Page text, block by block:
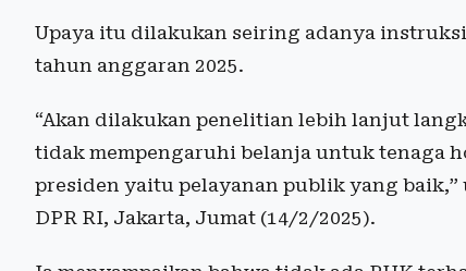
Upaya itu dilakukan seiring adanya
tahun anggaran 2025.
“Akan dilakukan penelitian lebih lanjut
tidak mempengaruhi belanja untuk tenaga
presiden yaitu pelayanan publik yang
DPR RI, Jakarta, Jumat (14/2/2025).